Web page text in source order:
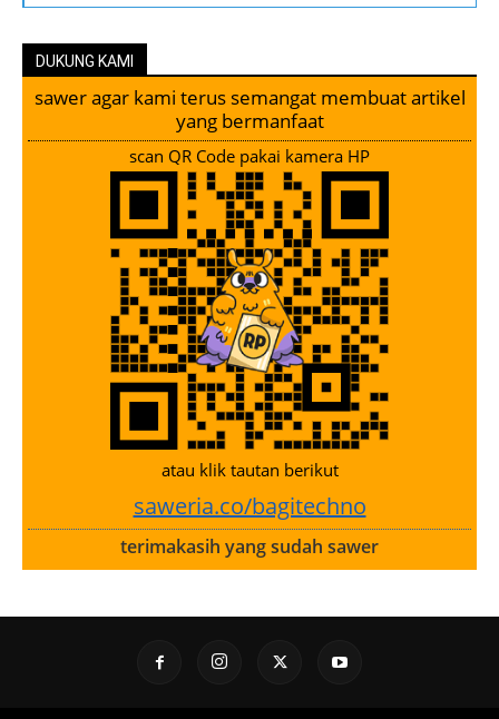
DUKUNG KAMI
sawer agar kami terus semangat membuat artikel
yang bermanfaat
scan QR Code pakai kamera HP
atau klik tautan berikut
saweria.co/bagitechno
terimakasih yang sudah sawer